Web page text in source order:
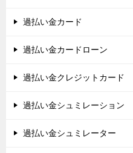
過払い金カード
過払い金カードローン
過払い金クレジットカード
過払い金シュミレーション
過払い金シュミレーター